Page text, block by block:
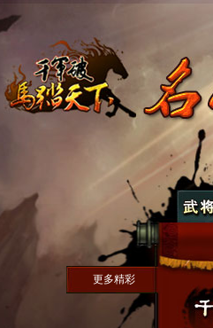
更多精彩